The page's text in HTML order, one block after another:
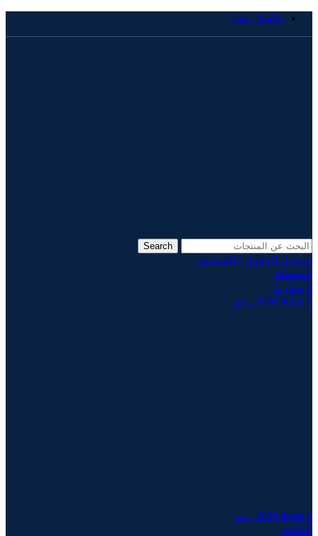
تواصل معنا
Search
تسجيل الدخول / التسجيل
المفضلة
0 مقارنة
0
items
0.00 ر.س
0
items
0.00 ر.س
القائمة